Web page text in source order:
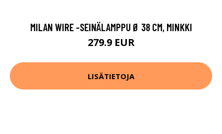
MILAN WIRE -SEINÄLAMPPU Ø 38 CM, MINKKI
279.9 EUR
LISÄTIETOJA